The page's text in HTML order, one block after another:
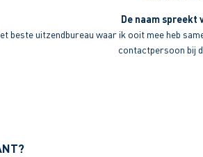
De naam spreekt
beste uitzendbureau waar ik ooit mee heb
contactpersoon bij